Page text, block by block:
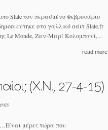
Slate τον περασμένο Φεβρουάριο
στο γαλλικό σάιτ Slate.fr
Le Monde, Ζαν-Μαρί Κολομπανί,...
read more
μέρες τώρα που